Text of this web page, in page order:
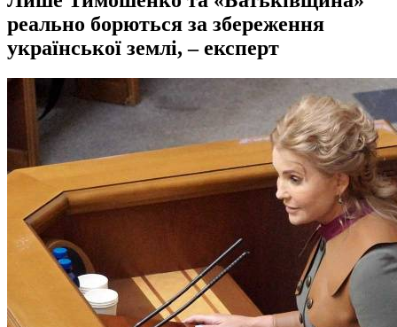
реально борються за збереження
української землі, – експерт